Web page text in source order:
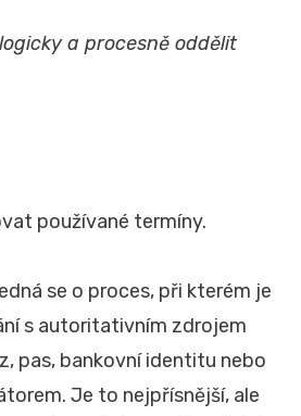
a procesně oddělit
používané termíny.
se o proces, při kterém je
s autoritativním zdrojem
pas, bankovní identitu nebo
Je to nejpřísnější, ale